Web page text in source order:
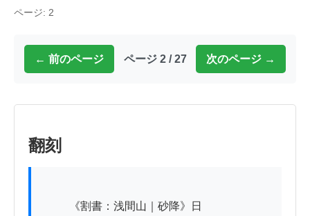
ページ: 2
← 前のページ ページ 2 / 27 次のページ →
翻刻